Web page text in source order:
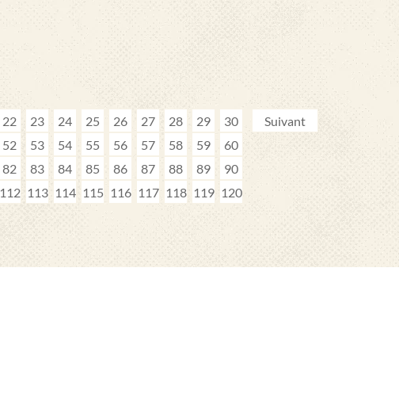
22 23 24 25 26 27 28 29
30
52 53 54 55 56 57 58 59
60
82 83 84 85 86 87 88 89
90
112 113 114 115 116 117 118 119 120
Suivant